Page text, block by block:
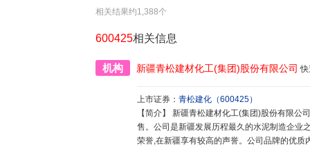
相关结果约1,388个
600425相关信息
机构 新疆青松建材化工(集团)股份有限公司
上市证券： 青松建化 （600425）
【简介】
售。公司是新疆发展历程最久的水泥制造企业
荣誉,在新疆享有较高的声誉。公司品牌的优